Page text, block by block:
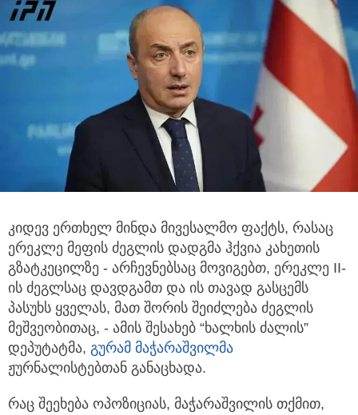
კიდევ ერთხელ მინდა მივესალმო ფაქტს, რასაც
ერეკლე მეფის ძეგლის დადგმა ჰქვია კახეთის
გზატკეცილზე - არჩევნებსაც მოვიგებთ, ერეკლე II-
ის ძეგლსაც დავდგამთ და ის თავად გასცემს
პასუხს ყველას, მათ შორის შეიძლება ძეგლის
მეშვეობითაც, - ამის შესახებ “ხალხის ძალის”
დეპუტატმა, გურამ მაჭარაშვილმა
ჟურნალისტებთან განაცხადა.
რაც შეეხება ოპოზიციას, მაჭარაშვილის თქმით,